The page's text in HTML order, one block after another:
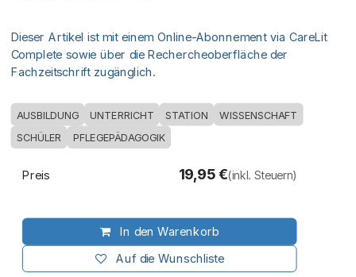
Dieser Artikel ist mit einem Online-Abonnement via CareLit
Complete sowie über die Rechercheoberfläche der
Fachzeitschrift zugänglich.
AUSBILDUNG UNTERRICHT STATION WISSENSCHAFT
SCHÜLER PFLEGEPÄDAGOGIK
In den Warenkorb
Auf die Wunschliste
Preis 19,95€(inkl. Steuern)